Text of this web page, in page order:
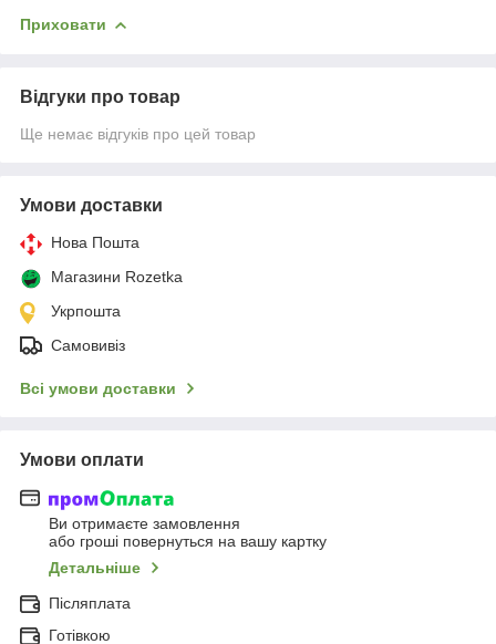
Приховати
Відгуки про товар
Ще немає відгуків про цей товар
Умови доставки
Нова Пошта
Магазини Rozetka
Укрпошта
Самовивіз
Всі умови доставки
Умови оплати
Ви отримаєте замовлення
або гроші повернуться на вашу картку
Детальніше
Післяплата
Готівкою